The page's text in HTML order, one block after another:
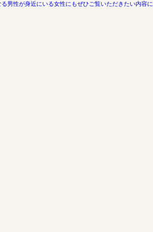
男性が身近にいる女性にもぜひご覧いただきたい内容に